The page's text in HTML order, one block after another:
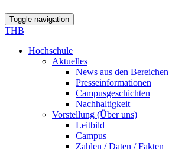
Toggle navigation
THB
Hochschule
Aktuelles
News aus den Bereichen
Presseinformationen
Campusgeschichten
Nachhaltigkeit
Vorstellung (Über uns)
Leitbild
Campus
Zahlen / Daten / Fakten